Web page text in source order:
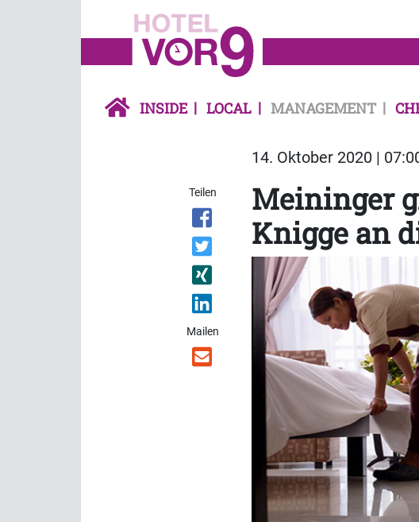
INSIDE LOCAL MANAGEMENT
14. Oktober 2020 |
Teilen
Mailen
Meininger
Knigge an